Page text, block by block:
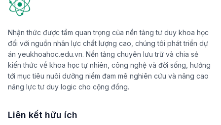
Nhận thức được tầm quan trọng của nền tảng tư duy khoa học
đối với nguồn nhân lực chất lượng cao, chúng tôi phát triển dự
án yeukhoahoc.edu.vn. Nền tảng chuyên lưu trữ và chia sẻ
kiến thức về khoa học tự nhiên, công nghệ và đời sống, hướng
tới mục tiêu nuôi dưỡng niềm đam mê nghiên cứu và nâng cao
năng lực tư duy logic cho cộng đồng.
Liên kết hữu ích